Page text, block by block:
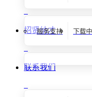
服务支持 下载
招贤纳才
联系我们